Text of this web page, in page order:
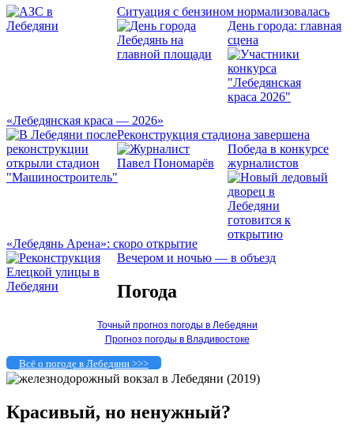
Ситуация с бензином нормализовалась
День города: главная
сцена
«Лебедянская краса — 2026»
Реконструкция стадиона завершена
Победа в конкурсе
журналистов
«Лебедянь Арена»: скоро открытие
Вечером и ночью — в объезд
Погода
Точный прогноз погоды в Лебедяни
Прогноз погоды в Владивостоке
Всё о погоде в Лебедяни >>>
Красивый, но ненужный?